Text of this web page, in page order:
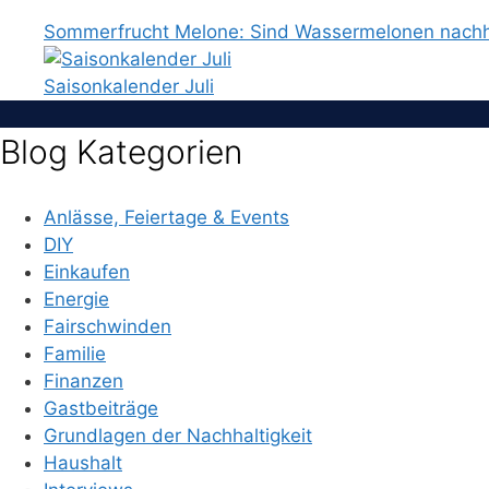
Sommerfrucht Melone: Sind Wassermelonen
Saisonkalender Juli
Blog Kategorien
Anlässe, Feiertage & Events
DIY
Einkaufen
Energie
Fairschwinden
Familie
Finanzen
Gastbeiträge
Grundlagen der Nachhaltigkeit
Haushalt